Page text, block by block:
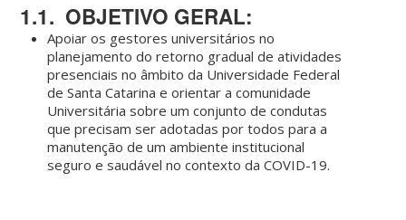
1.1. OBJETIVO GERAL:
Apoiar os gestores universitários no
planejamento do retorno gradual de atividades
presenciais no âmbito da Universidade Federal
de Santa Catarina e orientar a comunidade
Universitária sobre um conjunto de condutas
que precisam ser adotadas por todos para a
manutenção de um ambiente institucional
seguro e saudável no contexto da COVID-19.